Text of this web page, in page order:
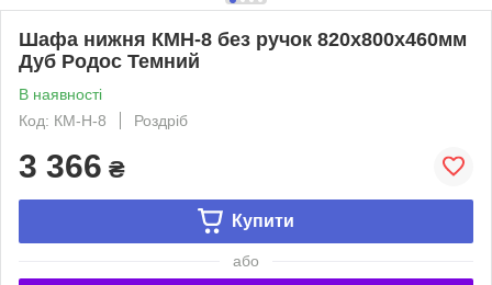
Шафа нижня КМН-8 без ручок 820х800х460мм
Дуб Родос Темний
В наявності
Код: КМ-Н-8
Роздріб
3 366 ₴
Купити
або